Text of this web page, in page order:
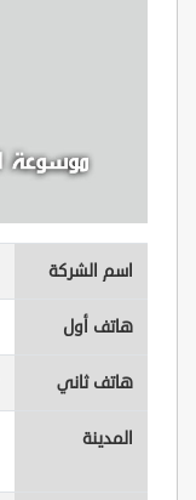
اسم الشركة
هاتف أول
هاتف ثاني
المدينة